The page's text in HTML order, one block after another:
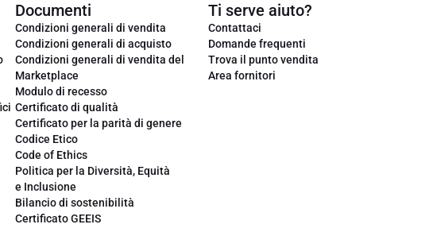
Documenti
Condizioni generali di vendita
Condizioni generali di acquisto
Condizioni generali di vendita del
Marketplace
Modulo di recesso
Certificato di qualità
Certificato per la parità di genere
Codice Etico
Code of Ethics
Politica per la Diversità, Equità
e Inclusione
Bilancio di sostenibilità
Certificato GEEIS
Ti serve aiuto?
Contattaci
Domande frequenti
Trova il punto vendita
Area fornitori